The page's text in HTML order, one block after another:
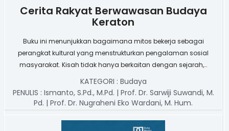
Cerita Rakyat Berwawasan Budaya
Keraton
Buku ini menunjukkan bagaimana mitos bekerja sebagai
perangkat kultural yang menstrukturkan pengalaman sosial
masyarakat. Kisah tidak hanya berkaitan dengan sejarah,…
KATEGORI : Budaya
PENULIS : Ismanto, S.Pd., M.Pd. | Prof. Dr. Sarwiji Suwandi, M.
Pd. | Prof. Dr. Nugraheni Eko Wardani, M. Hum.